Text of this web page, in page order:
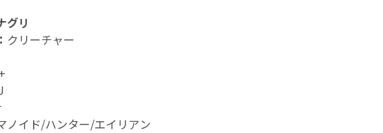
グリ
クリーチャー
ノイド/ハンター/エイリアン